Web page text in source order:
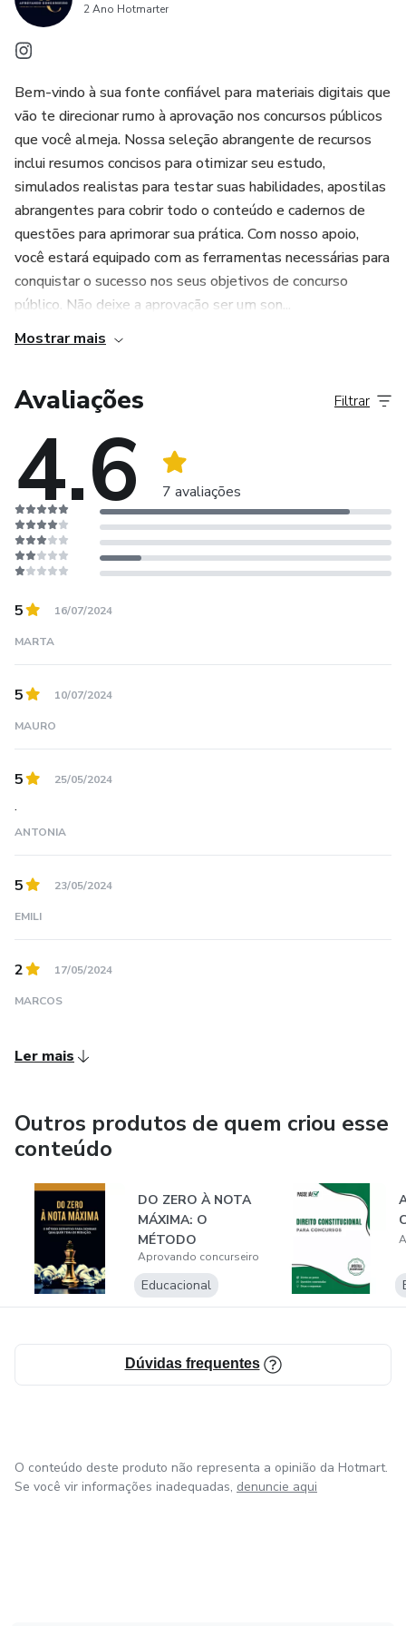
2 Ano Hotmarter
Bem-vindo à sua fonte confiável para materiais digitais que
vão te direcionar rumo à aprovação nos concursos públicos
que você almeja. Nossa seleção abrangente de recursos
inclui resumos concisos para otimizar seu estudo,
simulados realistas para testar suas habilidades, apostilas
abrangentes para cobrir todo o conteúdo e cadernos de
questões para aprimorar sua prática. Com nosso apoio,
você estará equipado com as ferramentas necessárias para
conquistar o sucesso nos seus objetivos de concurso
público. Não deixe a aprovação ser um son...
Mostrar mais
Avaliações
4.6 7 avaliações
Filtrar
5 16/07/2024
MARTA
5 10/07/2024
MAURO
5 25/05/2024
.
ANTONIA
5 23/05/2024
EMILI
2 17/05/2024
MARCOS
Ler mais
Outros produtos de quem criou esse
conteúdo
DO ZERO À NOTA
MÁXIMA: O
MÉTODO
DEFINITIVO PARA
DOMINAR QUAL...
Aprovando concurseiro
Educacional
Dúvidas frequentes
O conteúdo deste produto não representa a opinião da Hotmart.
Se você vir informações inadequadas, denuncie aqui